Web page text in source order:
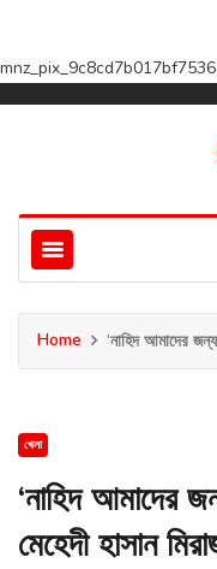
Home ‘নাহিদ আমাদের
খেলা
‘নাহিদ আমাদের
মেহেদী হাসান